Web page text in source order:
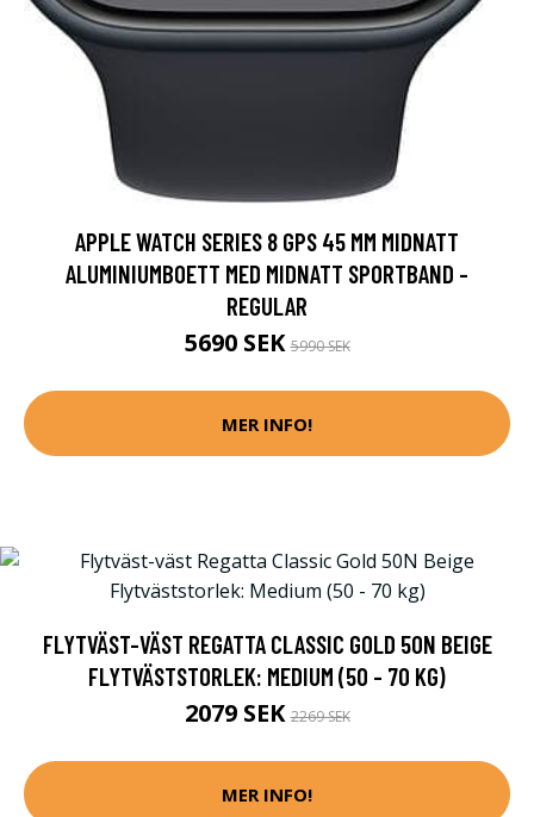
APPLE WATCH SERIES 8 GPS 45 MM MIDNATT
ALUMINIUMBOETT MED MIDNATT SPORTBAND -
REGULAR
5690 SEK5990 SEK
MER INFO!
FLYTVÄST-VÄST REGATTA CLASSIC GOLD 50N BEIGE
FLYTVÄSTSTORLEK: MEDIUM (50 - 70 KG)
2079 SEK2269 SEK
MER INFO!